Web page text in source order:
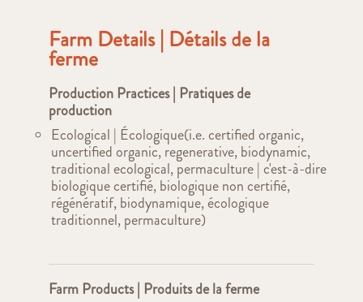
Farm Details | Détails de la
ferme
Production Practices | Pratiques de
production
Ecological | Écologique(i.e. certified organic,
uncertified organic, regenerative, biodynamic,
traditional ecological, permaculture | c'est-à-dire
biologique certifié, biologique non certifié,
régénératif, biodynamique, écologique
traditionnel, permaculture)
Farm Products | Produits de la ferme